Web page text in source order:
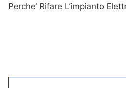
Perche’ Rifare L’impianto